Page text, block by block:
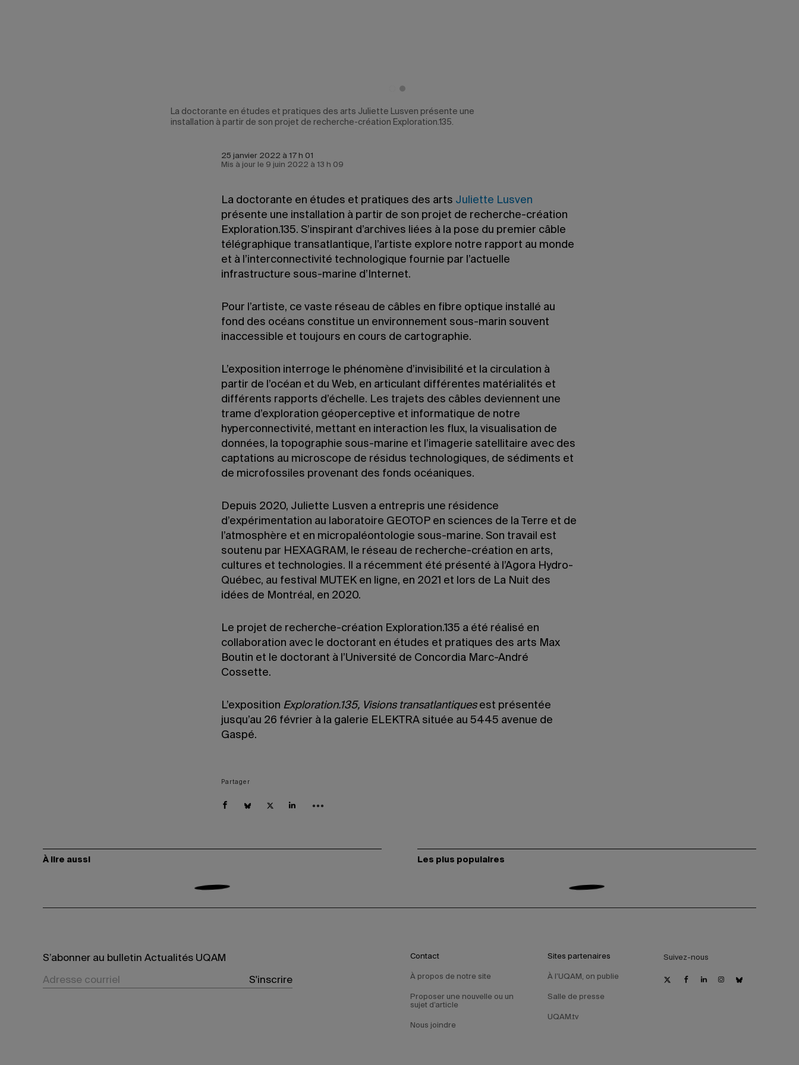
La doctorante en études et pratiques des arts Juliette Lusven présente une
installation à partir de son projet de recherche-création Exploration.135.
25 janvier 2022 à 17 h 01
Mis à jour le 9 juin 2022 à 13 h 09
La doctorante en études et pratiques des arts Juliette Lusven
présente une installation à partir de son projet de recherche-création
Exploration.135. S’inspirant d’archives liées à la pose du premier câble
télégraphique transatlantique, l’artiste explore notre rapport au monde
et à l’interconnectivité technologique fournie par l’actuelle
infrastructure sous-marine d’Internet.
Pour l’artiste, ce vaste réseau de câbles en fibre optique installé au
fond des océans constitue un environnement sous-marin souvent
inaccessible et toujours en cours de cartographie.
L’exposition interroge le phénomène d’invisibilité et la circulation à
partir de l’océan et du Web, en articulant différentes matérialités et
différents rapports d’échelle. Les trajets des câbles deviennent une
trame d’exploration géoperceptive et informatique de notre
hyperconnectivité, mettant en interaction les flux, la visualisation de
données, la topographie sous-marine et l’imagerie satellitaire avec des
captations au microscope de résidus technologiques, de sédiments et
de microfossiles provenant des fonds océaniques.
Depuis 2020, Juliette Lusven a entrepris une résidence
d’expérimentation au laboratoire GEOTOP en sciences de la Terre et de
l’atmosphère et en micropaléontologie sous-marine. Son travail est
soutenu par HEXAGRAM, le réseau de recherche-création en arts,
cultures et technologies. Il a récemment été présenté à l’Agora Hydro-
Québec, au festival MUTEK en ligne, en 2021 et lors de La Nuit des
idées de Montréal, en 2020.
Le projet de recherche-création Exploration.135 a été réalisé en
collaboration avec le doctorant en études et pratiques des arts Max
Boutin et le doctorant à l’Université de Concordia Marc-André
Cossette.
L’exposition Exploration.135, Visions transatlantiquesest présentée
jusqu’au 26 février à la galerie ELEKTRA située au 5445 avenue de
Gaspé.
Partager
À lire aussi Les plus populaires
S’abonner au bulletin Actualités UQAM
S'inscrire
Contact
À propos de notre site
Proposer une nouvelle ou un
sujet d’article
Nous joindre
Sites partenaires
À l’UQAM, on publie
Salle de presse
UQAM.tv
Suivez-nous